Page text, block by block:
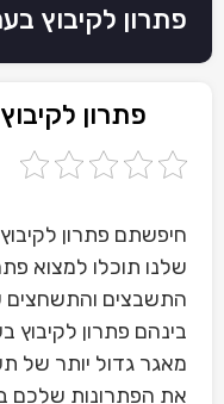
פתרון לקיבוץ
פתרון
חיפשתם פתרון
שלנו תוכלו למצוא
התשבצים והתשחצים
בינהם פתרון
מאגר גדול יותר של
את הפתרונות שלכם